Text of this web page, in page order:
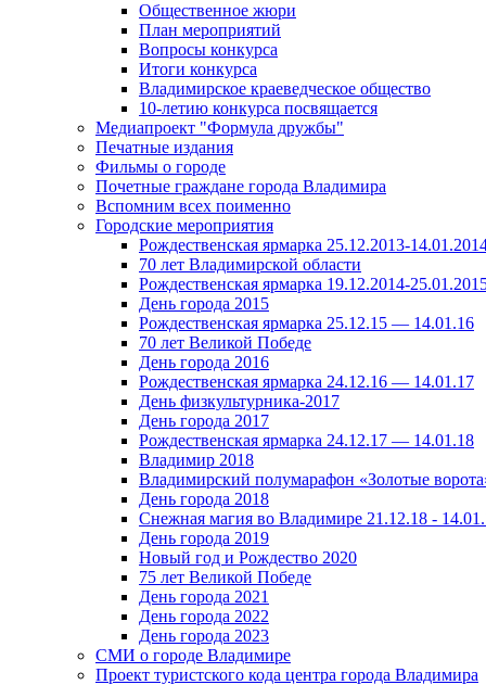
Общественное жюри
План мероприятий
Вопросы конкурса
Итоги конкурса
Владимирское краеведческое общество
10-летию конкурса посвящается
Медиапроект "Формула дружбы"
Печатные издания
Фильмы о городе
Почетные граждане города Владимира
Вспомним всех поименно
Городские мероприятия
Рождественская ярмарка 25.12.2013-
70 лет Владимирской области
Рождественская ярмарка 19.12.2014-
День города 2015
Рождественская ярмарка 25.12.15 — 14.01.16
70 лет Великой Победе
День города 2016
Рождественская ярмарка 24.12.16 — 14.01.17
День физкультурника-2017
День города 2017
Рождественская ярмарка 24.12.17 — 14.01.18
Владимир 2018
Владимирский полумарафон «Золотые
День города 2018
Снежная магия во Владимире 21.12.18 -
День города 2019
Новый год и Рождество 2020
75 лет Великой Победе
День города 2021
День города 2022
День города 2023
СМИ о городе Владимире
Проект туристского кода центра города Владимира